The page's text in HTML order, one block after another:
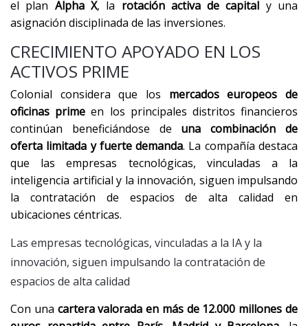
el plan Alpha X, la rotación activa de capital y una
asignación disciplinada de las inversiones.
CRECIMIENTO APOYADO EN LOS
ACTIVOS PRIME
Colonial considera que los mercados europeos de
oficinas prime en los principales distritos financieros
continúan beneficiándose de una combinación de
oferta limitada y fuerte demanda. La compañía destaca
que las empresas tecnológicas, vinculadas a la
inteligencia artificial y la innovación, siguen impulsando
la contratación de espacios de alta calidad en
ubicaciones céntricas.
Las empresas tecnológicas, vinculadas a la IA y la
innovación, siguen impulsando la contratación de
espacios de alta calidad
Con una cartera valorada en más de 12.000 millones de